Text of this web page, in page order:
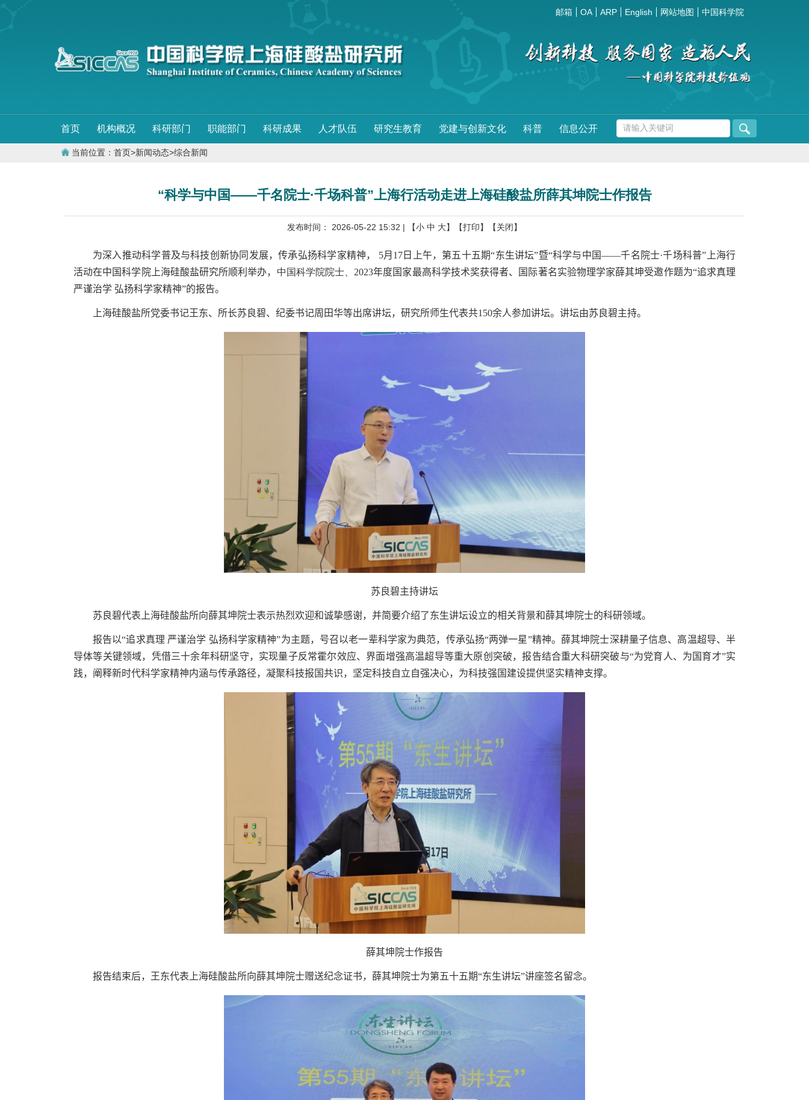
邮箱 OA ARP English 网站地图 中国科学院
首页 机构概况 科研部门 职能部门 科研成果 人才队伍 研究生教育 党建与创新文化 科普 信息公开
当前位置： 首页>新闻动态>综合新闻
“科学与中国——千名院士·千场科普”上海行活动走进上海硅酸盐所薛其坤院士作报告
发布时间： 2026-05-22 15:32 | 【小 中 大】 【打印】 【关闭】
为深入推动科学普及与科技创新协同发展，传承弘扬科学家精神， 5月 17 日上午，第五十五期“东生讲坛”暨“科学与中国——千名院士·千场科普”上海行
活动在中国科学院上海硅酸盐研究所顺利举办， 中国科学院院士、 2023年度国家最高科学技术奖获得者、国际著名实验物理学家薛其坤受邀作题为“追求真理
严谨治学 弘扬科学家精神”的报告。
上海硅酸盐所党委书记王东、所长苏良碧、纪委书记周田华等出席讲坛，研究所师生代表共150余人参加讲坛。讲坛由苏良碧主持。
苏良碧主持讲坛
苏良碧代表上海硅酸盐所向薛其坤院士表示热烈欢迎和诚挚感谢，并简要介绍了东生讲坛设立的相关背景和薛其坤院士的科研领域。
报告以“追求真理 严谨治学 弘扬科学家精神”为主题，号召以老一辈科学家为典范，传承弘扬“两弹一星”精神。薛其坤院士深耕量子信息、高温超导、半
导体等关键领域，凭借三十余年科研坚守，实现量子反常霍尔效应、界面增强高温超导等重大原创突破，报告结合重大科研突破与“为党育人、为国育才”实
践，阐释新时代科学家精神内涵与传承路径，凝聚科技报国共识，坚定科技自立自强决心，为科技强国建设提供坚实精神支撑。
薛其坤院士作报告
报告结束后，王东代表上海硅酸盐所向薛其坤院士赠送纪念证书，薛其坤院士为第五十五期“东生讲坛”讲座签名留念。